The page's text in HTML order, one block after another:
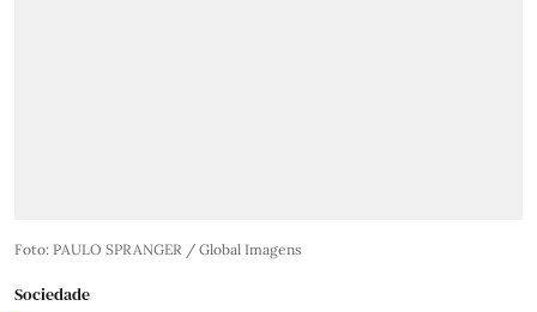
Foto: PAULO SPRANGER / Global Imagens
Sociedade